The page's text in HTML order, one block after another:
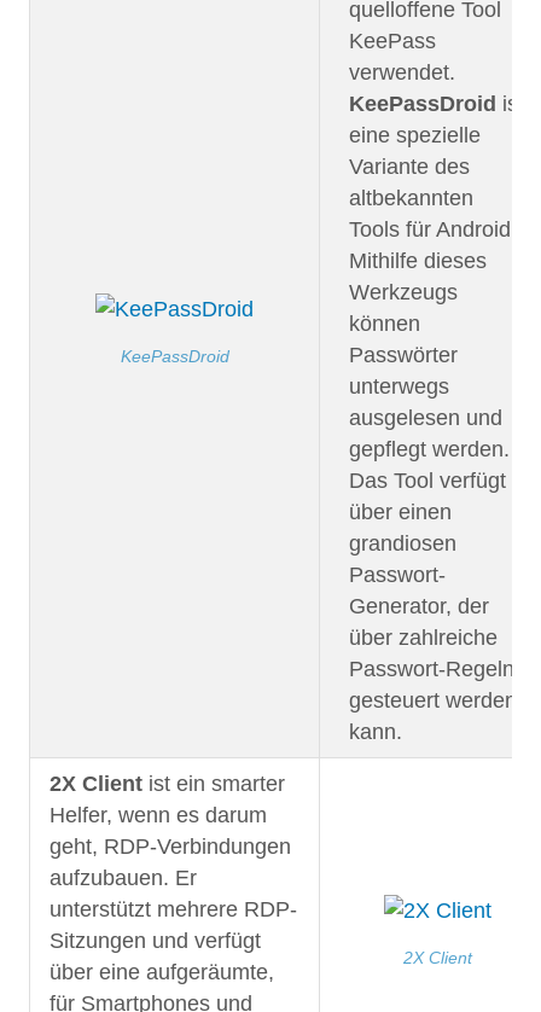
KeePassDroid
quelloffene Tool
KeePass
verwendet.
KeePassDroid ist
eine spezielle
Variante des
altbekannten
Tools für Android.
Mithilfe dieses
Werkzeugs
können
Passwörter
unterwegs
ausgelesen und
gepflegt werden.
Das Tool verfügt
über einen
grandiosen
Passwort-
Generator, der
über zahlreiche
Passwort-Regeln
gesteuert werden
kann.
2X Client ist ein smarter
Helfer, wenn es darum
geht, RDP-Verbindungen
aufzubauen. Er
unterstützt mehrere RDP-
Sitzungen und verfügt
über eine aufgeräumte,
für Smartphones und
2X Client